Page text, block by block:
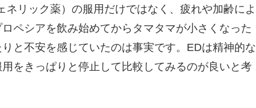
リック薬）の服用だけではなく、疲れや加齢によ
ペシアを飲み始めてからタマタマが小さくなった
と不安を感じていたのは事実です。EDは精神的な
をきっぱりと停止して比較してみるのが良いと考